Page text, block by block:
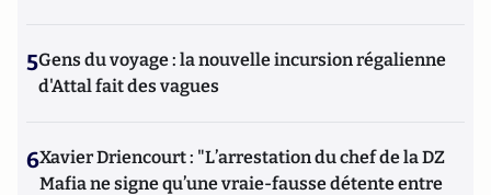
5Gens du voyage : la nouvelle incursion régalienne
d'Attal fait des vagues
6Xavier Driencourt : "L’arrestation du chef de la DZ
Mafia ne signe qu’une vraie-fausse détente entre